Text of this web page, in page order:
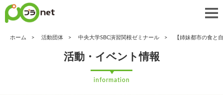
ホーム 活動団体 中央大学SBC演習関根ゼミナール 【姉妹都市の食と
活動・イベント情報
information